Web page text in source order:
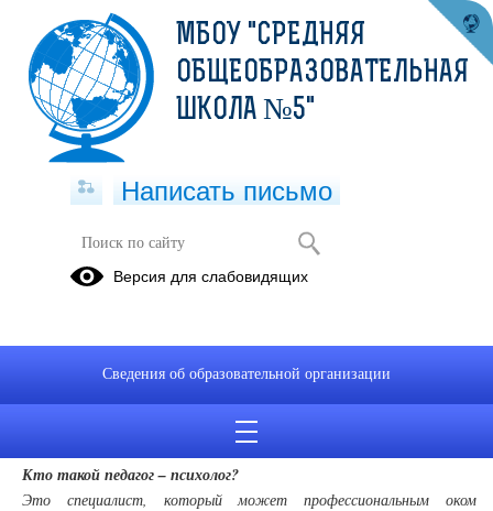
Педагог-психолог
аш ребёнок слишком застенчив или медлителен? А может,
наоборот — слишком активен и не всегда внимателен? Вы хотите
этом Вам помогут советы психолога. Ответы на самые
актуальные вопросы Вы найдёте на этой странице.
Кто такой педагог – психолог?
Это специалист, который может профессиональным оком
МБОУ "СРЕДНЯЯ
ОБЩЕОБРАЗОВАТЕЛЬНАЯ
ШКОЛА №5"
Написать письмо
Версия для слабовидящих
Сведения об образовательной организации